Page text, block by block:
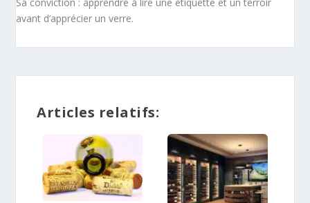
Sa conviction : apprendre à lire une étiquette et un terroir
avant d’apprécier un verre.
Articles relatifs: